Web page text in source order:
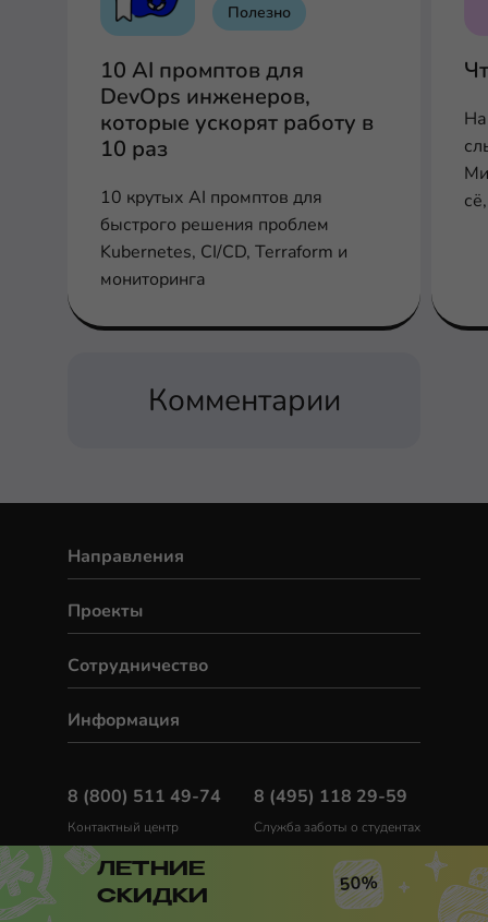
Полезно
10 AI промптов для
DevOps инженеров,
которые ускорят работу в
10 раз
10 крутых AI промптов для
быстрого решения проблем
Kubernetes, CI/CD, Terraform и
мониторинга
Комментарии
Направления
Сотрудничество
Проекты
Информация
8 (800) 511 49-74
Контактный центр
Написать нам
в Telegram
8 (495) 118 29-59
Служба заботы о студентах
info@merionet.ru
ЛЕТНИЕ
СКИДКИ
50%